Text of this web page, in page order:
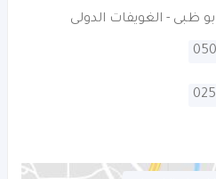
ظبى - الغويفات الدولى